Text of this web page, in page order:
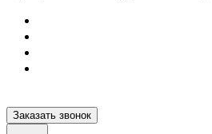
Заказать звонок